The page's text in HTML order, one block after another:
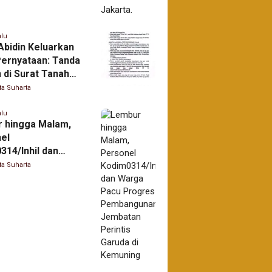
Keluarkan
Tanda
di Surat Tanah
H. Badu
Suharta
hingga Malam,
Inhil dan
Progres
Suharta